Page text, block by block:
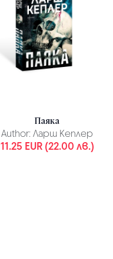
Паяка
Author: Ларш Кеплер
11.25 EUR (22.00 лв.)